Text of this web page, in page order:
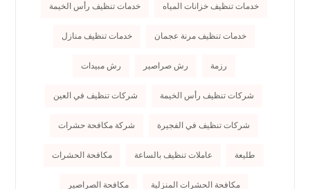
خدمات تنظيف خزانات المياه خدمات تنظيف رأس الخيمة
خدمات تنظيف مرنة عجمان خدمات تنظيف منازل
رزمة رش صراصير رش مبيدات
شركات تنظيف رأس الخيمة شركات تنظيف في العين
شركات تنظيف في الفجيرة شركة مكافحة حشرات
طليعة عاملات تنظيف بالساعة مكافحة الحشرات
مكافحة الحشرات المنزلية مكافحة الصراصير